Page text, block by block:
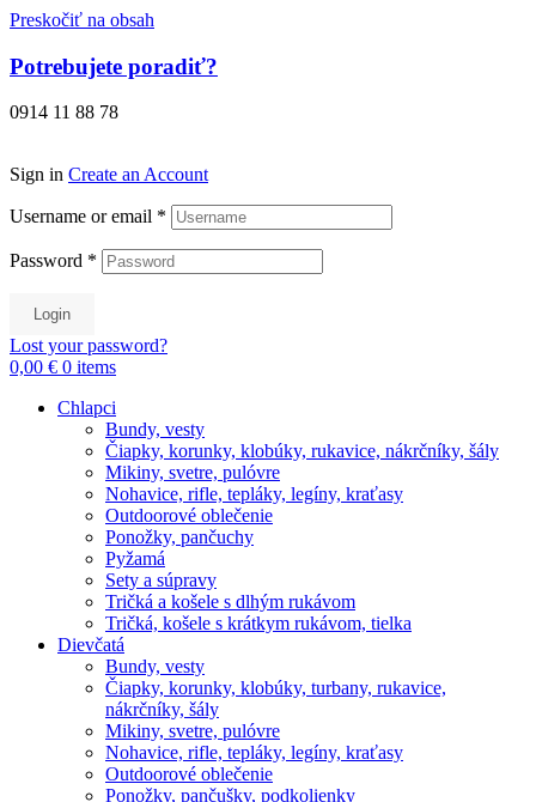
Preskočiť na obsah
Potrebujete poradiť?
0914 11 88 78
Sign in Create an Account
Username or email *
Password *
Login
Lost your password?
0,00 € 0 items
Chlapci
Bundy, vesty
Čiapky, korunky, klobúky, rukavice, nákrčníky, šály
Mikiny, svetre, pulóvre
Nohavice, rifle, tepláky, legíny, kraťasy
Outdoorové oblečenie
Ponožky, pančuchy
Pyžamá
Sety a súpravy
Tričká a košele s dlhým rukávom
Tričká, košele s krátkym rukávom, tielka
Dievčatá
Bundy, vesty
Čiapky, korunky, klobúky, turbany, rukavice,
nákrčníky, šály
Mikiny, svetre, pulóvre
Nohavice, rifle, tepláky, legíny, kraťasy
Outdoorové oblečenie
Ponožky, pančušky, podkolienky